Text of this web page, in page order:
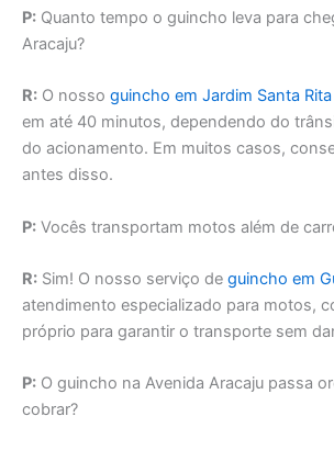
P: Quanto tempo o guincho leva para
Aracaju?
R: O nosso guincho em Jardim Santa Rita
em até 40 minutos, dependendo do
do acionamento. Em muitos casos,
antes disso.
P: Vocês transportam motos além de
R: Sim! O nosso serviço de guincho em
atendimento especializado para motos,
próprio para garantir o transporte sem
P: O guincho na Avenida Aracaju passa
cobrar?